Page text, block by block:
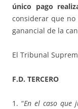
único pago
considerar que
ganancial de la
El Tribunal
F.D. TERCERO
1. “En el caso que